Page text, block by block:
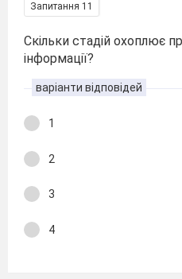
Запитання 11
Скільки стадій охоплює
інформації?
варіанти відповідей
1
2
3
4